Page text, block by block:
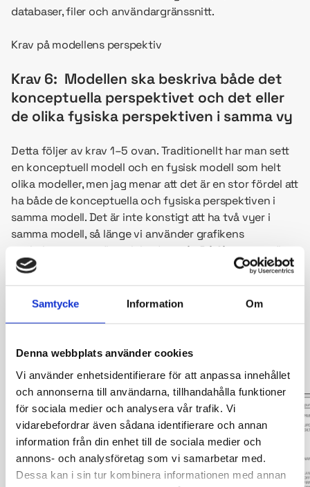
Samtycke Information Om
Denna webbplats använder cookies
Vi använder enhetsidentifierare för att anpassa innehållet
och annonserna till användarna, tillhandahålla funktioner
för sociala medier och analysera vår trafik. Vi
vidarebefordrar även sådana identifierare och annan
information från din enhet till de sociala medier och
annons- och analysföretag som vi samarbetar med.
Dessa kan i sin tur kombinera informationen med annan
databaser, filer och användargränssnitt.
Krav på modellens perspektiv
Krav 6: Modellen ska beskriva både det
konceptuella perspektivet och det eller
de olika fysiska perspektiven i samma vy
Detta följer av krav 1–5 ovan. Traditionellt har man sett
en konceptuell modell och en fysisk modell som helt
olika modeller, men jag menar att det är en stor fördel att
ha både de konceptuella och fysiska perspektiven i
samma modell. Det är inte konstigt att ha två vyer i
samma modell, så länge vi använder grafikens
möjligheter att tydligt skilja dessa åt. Då får vi en tydlig
och direkt koppling. Vi behöver inte länka ihop två olika
modeller, en som visa hur vi vill se på saker och ting och
en annan hur den data som representerar sakerna
En modell är till för att vi ska få en gemensam bild. Det är
svårt om verksamheten har en bild och it en annan.